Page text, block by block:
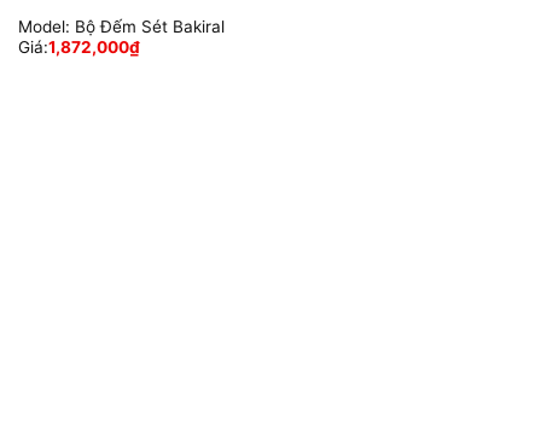
Model: Bộ Đếm Sét Bakiral
Giá:1,872,000₫